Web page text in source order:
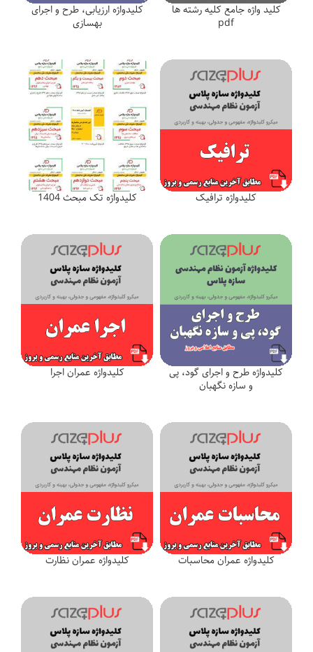
کلید واژه جامع کلیه رشته ها
pdf
کلیدواژه ارزیابی، طرح و اجرای
بهسازی
کلیدواژه ترافیک کلیدواژه تک مبحث 1404
کلیدواژه طرح و اجرای گود، پی
و سازه نگهبان
کلیدواژه عمران اجرا
کلیدواژه عمران محاسبات کلیدواژه عمران نظارت